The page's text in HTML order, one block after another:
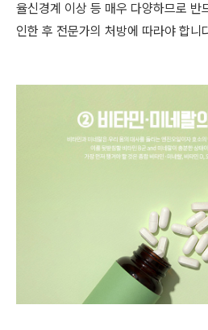
율신경계 이상 등 매우 다양하므로 반
인한 후 전문가의 처방에 따라야 합니